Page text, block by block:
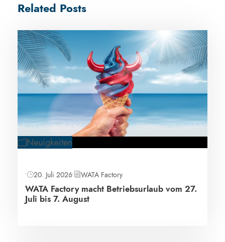
Related Posts
Neuigkeiten
• 20. Juli 2026• WATA Factory
WATA Factory macht Betriebsurlaub vom 27.
Juli bis 7. August